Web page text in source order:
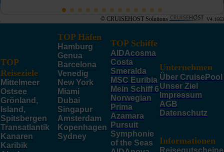
© CRUISEHOST Solutions V4.1663
TOP
Reiseziele
Mittelmeer
Ostsee
Grönland,
Island,
Spitsbergen
Transatlantik
Kanaren
Karibik
TOP Häfen
Hamburg
Genua
Barcelona
Venedig
New York
Miami
Dubai
Singapur
Amsterdam
Kopenhagen
Sydney
TOP Schiffe
AIDAcosma
Costa
Smeralda
MSC Euribia
Mein Schiff 6
Norwegian
Prima
Azamara
Pursuit
Symphonie
of the Seas
Unternehmen
Über CruisePool
Unser Ziel
Impressum
AGB
Datenschutz
Informationen
Reisegutscheine